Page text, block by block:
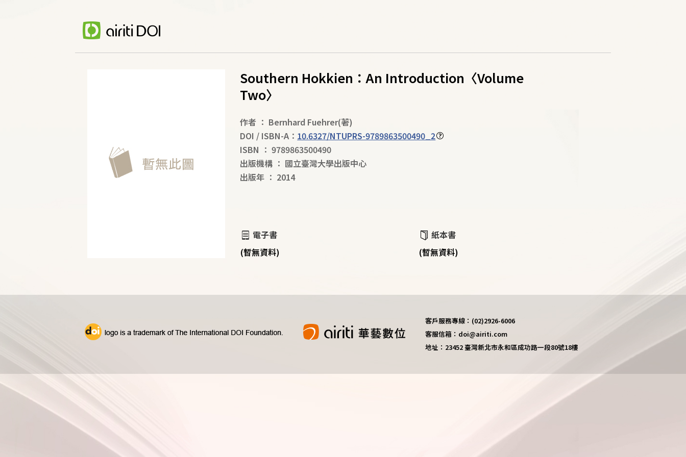
Southern Hokkien：An Introduction〈Volume
Two〉
作者 ： Bernhard Fuehrer(著)
DOI / ISBN-A： 10.6327/NTUPRS-9789863500490_2
ISBN ： 9789863500490
出版機構 ： 國立臺灣大學出版中心
出版年 ： 2014
電子書
(暫無資料)
紙本書
(暫無資料)
客戶服務專線：(02)2926-6006
客服信箱：doi@airiti.com
地址：23452 臺灣新北市永和區成功路一段80號18樓